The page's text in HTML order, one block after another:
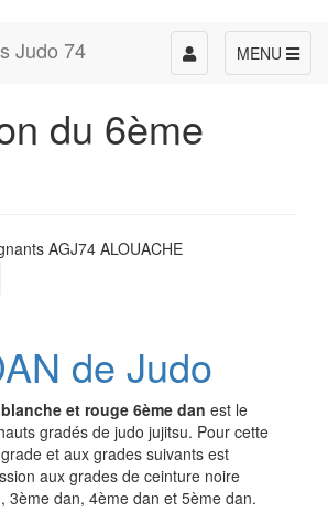
Judo 74 MENU
Toggle
navigation
du 6ème
AGJ74 ALOUACHE
de Judo
et rouge 6ème dan est le
gradés de judo jujitsu. Pour cette
et aux grades suivants est
aux grades de ceinture noire
3ème dan, 4ème dan et 5ème dan.